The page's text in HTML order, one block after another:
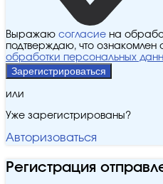
Выражаю согласие на
подтверждаю, что ознакомлен
обработки персональных
Зарегистрироваться
или
Уже зарегистрированы?
Авторизоваться
Регистрация